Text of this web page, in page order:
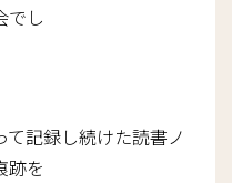
でし
て記録し続けた読書ノ
跡を